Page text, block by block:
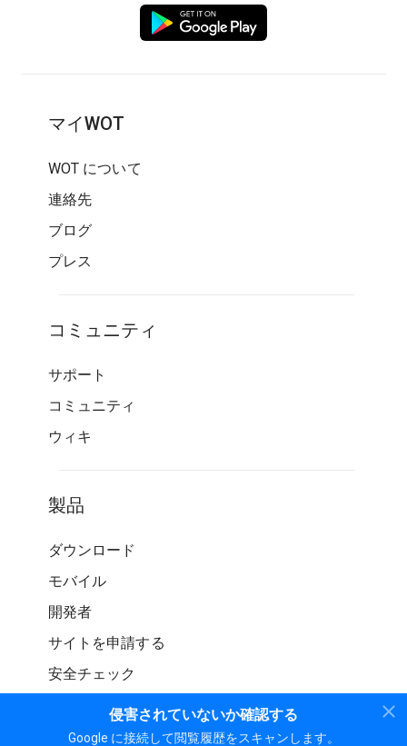
侵害されていないか確認する
Google に接続して閲覧履歴をスキャンします。
マイWOT
WOT について
連絡先
ブログ
プレス
コミュニティ
サポート
コミュニティ
ウィキ
製品
ダウンロード
モバイル
開発者
サイトを申請する
安全チェック